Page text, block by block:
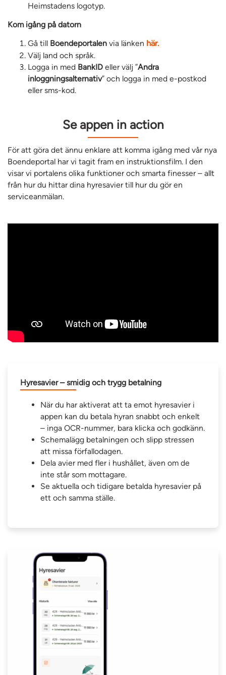
Heimstadens logotyp.
Kom igång på datorn
Gå till Boendeportalen via länken här.
Välj land och språk.
Logga in med BankID eller välj ”Andra
inloggningsalternativ” och logga in med e-postkod
eller sms-kod.
Se appen in action
För att göra det ännu enklare att komma igång med vår nya
Boendeportal har vi tagit fram en instruktionsfilm. I den
visar vi portalens olika funktioner och smarta finesser – allt
från hur du hittar dina hyresavier till hur du gör en
serviceanmälan.
Hyresavier – smidig och trygg betalning
När du har aktiverat att ta emot hyresavier i
appen kan du betala hyran snabbt och enkelt
– inga OCR-nummer, bara klicka och godkänn.
Schemalägg betalningen och slipp stressen
att missa förfallodagen.
Dela avier med fler i hushållet, även om de
inte står som mottagare.
Se aktuella och tidigare betalda hyresavier på
ett och samma ställe.